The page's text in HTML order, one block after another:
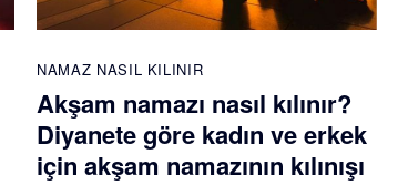
NAMAZ NASIL KILINIR
Akşam namazı nasıl kılınır?
Diyanete göre kadın ve erkek
için akşam namazının kılınışı